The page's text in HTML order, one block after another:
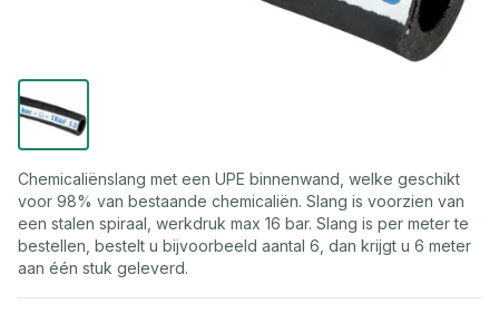
Chemicaliënslang met een UPE binnenwand, welke geschikt
voor 98% van bestaande chemicaliën. Slang is voorzien van
een stalen spiraal, werkdruk max 16 bar. Slang is per meter te
bestellen, bestelt u bijvoorbeeld aantal 6, dan krijgt u 6 meter
aan één stuk geleverd.